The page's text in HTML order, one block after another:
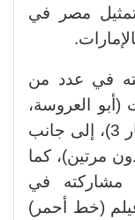
مصر في
في عدد من
(أبو العروسة،
وربع رومي، وهجمة مرتدة، والاختيار 3)، إلى جانب
مرتين)، كما
مشاركته في
(خط أحمر)